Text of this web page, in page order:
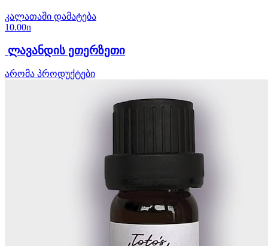
კალათაში დამატება
10.00n
ლავანდის ეთერზეთი
არომა პროდუქტები